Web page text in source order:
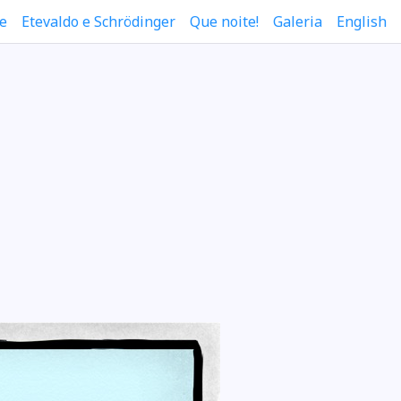
Etevaldo e Schrödinger Que noite! Galeria English